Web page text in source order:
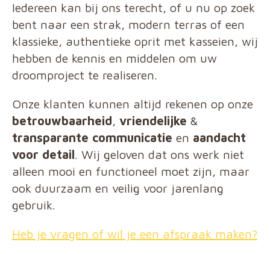
Iedereen kan bij ons terecht, of u nu op zoek
bent naar een strak, modern terras of een
klassieke, authentieke oprit met kasseien, wij
hebben de kennis en middelen om uw
droomproject te realiseren.
Onze klanten kunnen altijd rekenen op onze
betrouwbaarheid, vriendelijke &
transparante communicatie en aandacht
voor detail. Wij geloven dat ons werk niet
alleen mooi en functioneel moet zijn, maar
ook duurzaam en veilig voor jarenlang
gebruik.
Heb je vragen of wil je een afspraak maken?